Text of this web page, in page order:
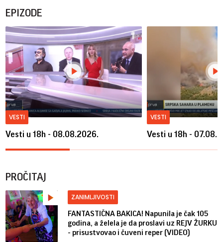
EPIZODE
VESTI
Vesti u 18h - 08.08.2026.
VESTI
Vesti u 18h -
PROČITAJ
ZANIMLJIVOSTI
FANTASTIČNA BAKICA! Napunila je čak 105
godina, a želela je da proslavi uz REJV ŽURKU
- prisustvovao i čuveni reper (VIDEO)